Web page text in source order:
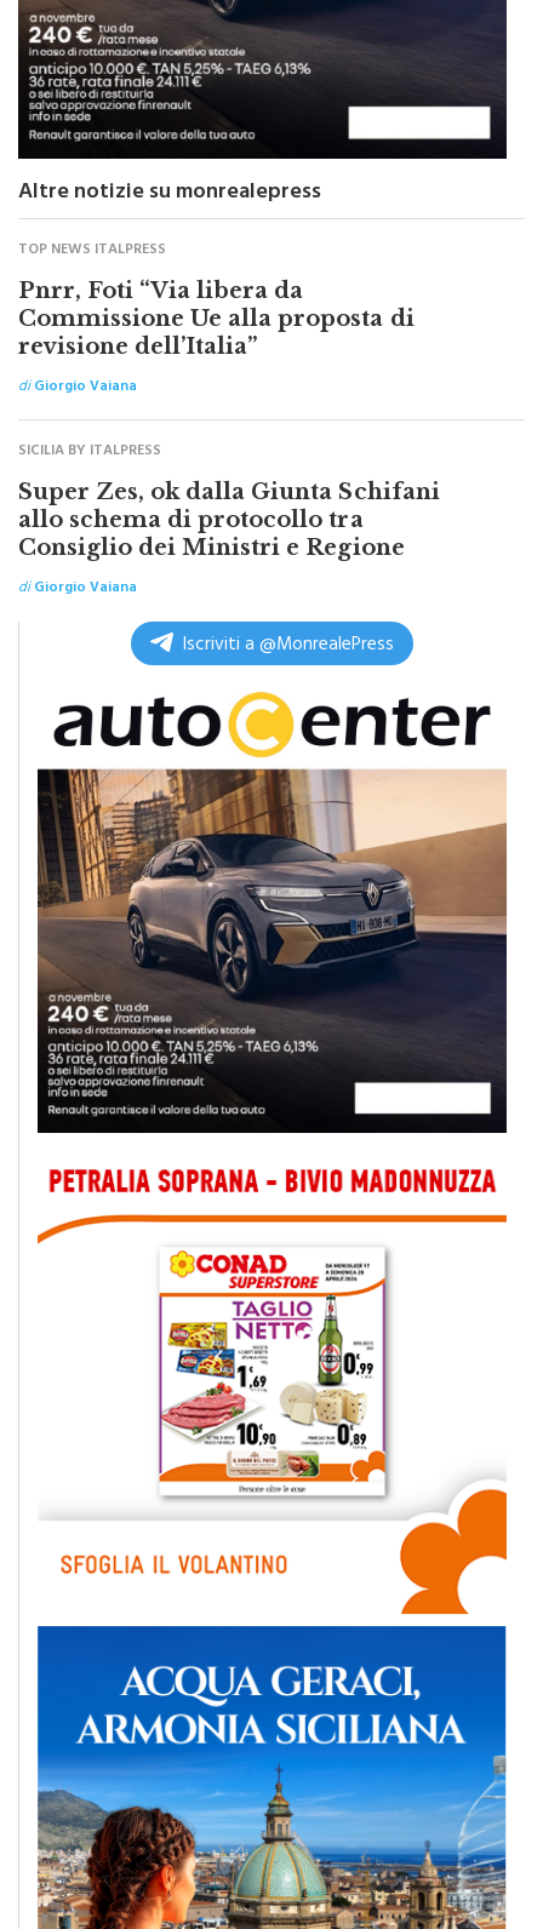
Altre notizie su monrealepress
TOP NEWS ITALPRESS
Pnrr, Foti “Via libera da
Commissione Ue alla proposta di
revisione dell’Italia”
diGiorgio Vaiana
SICILIA BY ITALPRESS
Super Zes, ok dalla Giunta Schifani
allo schema di protocollo tra
Consiglio dei Ministri e Regione
diGiorgio Vaiana
Iscriviti a @MonrealePress